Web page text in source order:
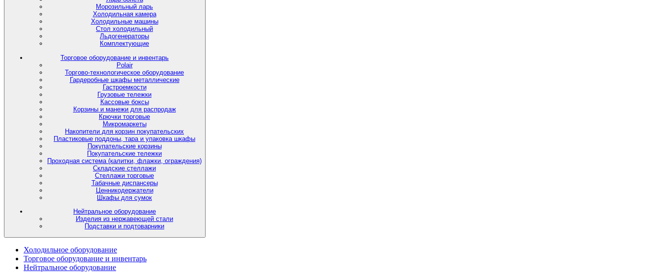
Морозильный ларь
Холодильная камера
Холодильные машины
Стол холодильный
Льдогенераторы
Комплектующие
Торговое оборудование и инвентарь
Polair
Торгово-технологическое оборудование
Гардеробные шкафы металлические
Гастроемкости
Грузовые тележки
Кассовые боксы
Корзины и манежи для распродаж
Крючки торговые
Микромаркеты
Накопители для корзин покупательских
Пластиковые поддоны, тара и упаковка шкафы
Покупательские корзины
Покупательские тележки
Проходная система (калитки, флажки, ограждения)
Складские стеллажи
Стеллажи торговые
Табачные диспансеры
Ценникодержатели
Шкафы для сумок
Нейтральное оборудование
Изделия из нержавеющей стали
Подставки и подтоварники
Холодильное оборудование
Торговое оборудование и инвентарь
Нейтральное оборудование